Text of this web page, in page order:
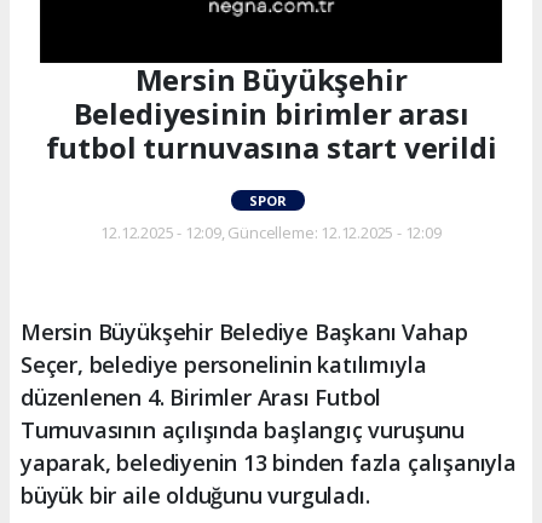
Mersin Büyükşehir
Belediyesinin birimler arası
futbol turnuvasına start verildi
SPOR
12.12.2025 - 12:09, Güncelleme: 12.12.2025 - 12:09
Mersin Büyükşehir Belediye Başkanı Vahap
Seçer, belediye personelinin katılımıyla
düzenlenen 4. Birimler Arası Futbol
Turnuvasının açılışında başlangıç vuruşunu
yaparak, belediyenin 13 binden fazla çalışanıyla
büyük bir aile olduğunu vurguladı.